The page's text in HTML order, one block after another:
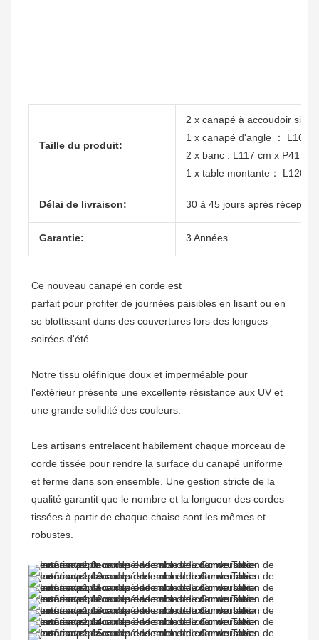
Taille du produit:
2 x canapé à accoudoir
1 x canapé d'angle ： L161
2 x banc : L117 cm x P41 cm
1 x table montante：
Délai de livraison: 30 à 45 jours après
Garantie: 3 Années
parfait pour profiter de journées paisibles en lisant ou en
se blottissant dans des couvertures lors des longues
Notre tissu oléfinique doux et imperméable pour
l'extérieur présente une excellente résistance aux UV et
une grande solidité des couleurs.
Les artisans entrelacent habilement chaque morceau de
corde tissée pour rendre la surface du canapé uniforme
et ferme dans son ensemble. Une gestion stricte de la
qualité garantit que le nombre et la longueur des cordes
tissées à partir de chaque chaise sont les mêmes et